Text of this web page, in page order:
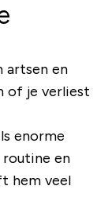
artsen en
of je verliest
enorme
routine en
hem veel